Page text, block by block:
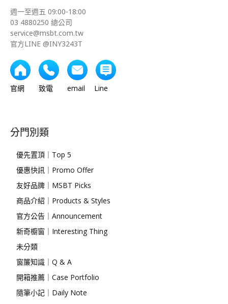
週一至週五 09:00-18:00
03 4880250 總公司
service@msbt.com.tw
官方LINE @INY3243T
官網 致電 email Line
分門別類
優先置頂｜Top 5
優惠快訊｜Promo Offer
友好品牌｜MSBT Picks
商品介紹｜Products & Styles
官方公告｜Announcement
新奇櫥窗｜Interesting Thing
未分類
窗簾知識｜Q & A
開箱推薦｜Case Portfolio
隨筆小記｜Daily Note